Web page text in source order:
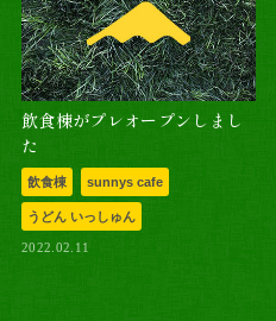
飲食棟がプレオープンしまし
た
飲食棟 sunnys cafe
うどん いっしゅん
2022.02.11